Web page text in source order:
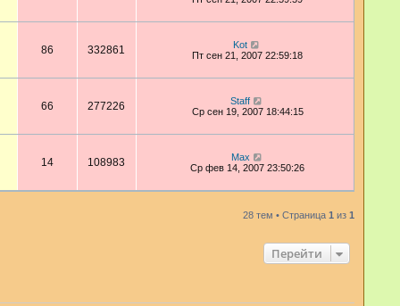
86 332861
Kot
Пт сен 21, 2007 22:59:18
66 277226
Staff
Ср сен 19, 2007 18:44:15
14 108983
Max
Ср фев 14, 2007 23:50:26
28 тем • Страница 1 из 1
Перейти